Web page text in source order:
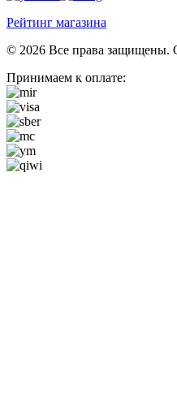
Рейтинг магазина
© 2026 Все права защищены.
Принимаем к оплате: